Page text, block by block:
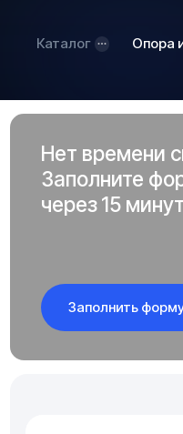
Каталог Опора
Нет времени
Заполните
через 15 минут
Заполнить